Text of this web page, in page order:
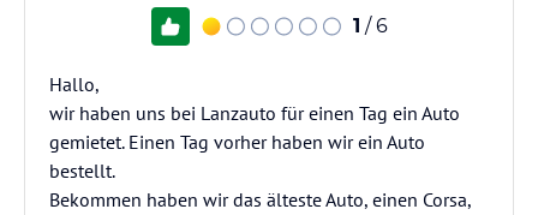
1 / 6
Hallo,
wir haben uns bei Lanzauto für einen Tag ein Auto
gemietet. Einen Tag vorher haben wir ein Auto
bestellt.
Bekommen haben wir das älteste Auto, einen Corsa,